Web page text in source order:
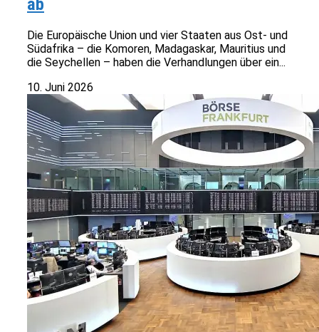
ab
Die Europäische Union und vier Staaten aus Ost- und
Südafrika – die Komoren, Madagaskar, Mauritius und
die Seychellen – haben die Verhandlungen über ein...
10. Juni 2026